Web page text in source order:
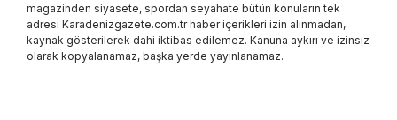
magazinden siyasete, spordan seyahate bütün konuların tek
adresi Karadenizgazete.com.tr haber içerikleri izin alınmadan,
kaynak gösterilerek dahi iktibas edilemez. Kanuna aykırı ve izinsiz
olarak kopyalanamaz, başka yerde yayınlanamaz.